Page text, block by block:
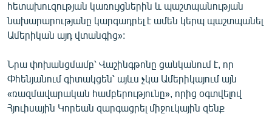
հետախուզության կառույցներին և պաշտպանության
նախարարությանը կարգադրել է ամեն կերպ պաշտպանել
Ամերիկան այդ վտանգից»:
Նրա փոխանցմամբ՝ Վաշինգթոնը ցանկանում է, որ
Փհենյանում գիտակցեն՝ այևս չկա Ամերիկայում այն
«ռազմավարական համբերությունը», որից օգտվելով
Հյուիսային Կորեան զարգացրել միջուկային զենք